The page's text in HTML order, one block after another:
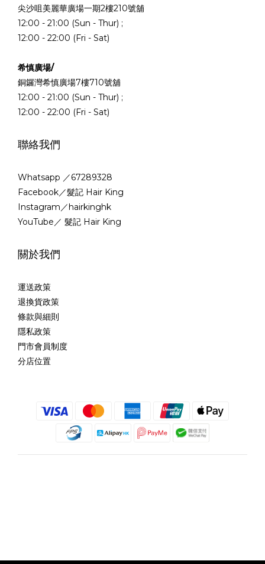
尖沙咀美麗華廣場一期2樓210號舖
12:00 - 21:00 (Sun - Thur) ;
12:00 - 22:00 (Fri - Sat)
希慎廣場/
銅鑼灣希慎廣場7樓710號舖
12:00 - 21:00 (Sun - Thur) ;
12:00 - 22:00 (Fri - Sat)
聯絡我們
Whatsapp ／67289328
Facebook／髮記 Hair King
Instagram／hairkinghk
YouTube／ 髮記 Hair King
關於我們
運送政策
退換貨政策
條款與細則
隱私政策
門市會員制度
分店位置